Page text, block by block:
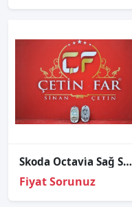
Skoda Octavi̇a Sağ Sol Gündüz Led Beyni̇ Sökme Orj 2022-2024
Fiyat Sorunuz